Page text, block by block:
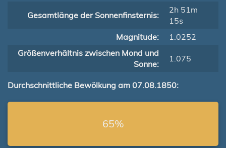
Gesamtlänge der Sonnenfinsternis:
2h 51m
15s
Magnitude:
1.0252
Größenverhältnis zwischen Mond und
Sonne:
1.075
Durchschnittliche Bewölkung am 07.08.1850:
65%